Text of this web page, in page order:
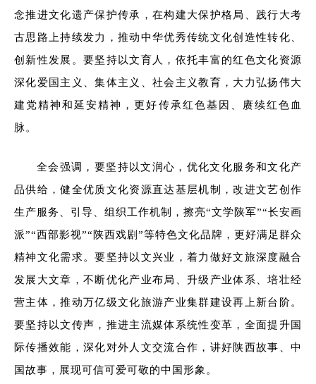
念推进文化遗产保护传承，在构建大保护格局、践行大考
古思路上持续发力，推动中华优秀传统文化创造性转化、
创新性发展。要坚持以文育人，依托丰富的红色文化资源
深化爱国主义、集体主义、社会主义教育，大力弘扬伟大
建党精神和延安精神，更好传承红色基因、赓续红色血
脉。
全会强调，要坚持以文润心，优化文化服务和文化产
品供给，健全优质文化资源直达基层机制，改进文艺创作
生产服务、引导、组织工作机制，擦亮“文学陕军”“长安画
派”“西部影视”“陕西戏剧”等特色文化品牌，更好满足群众
精神文化需求。要坚持以文兴业，着力做好文旅深度融合
发展大文章，不断优化产业布局、升级产业体系、培壮经
营主体，推动万亿级文化旅游产业集群建设再上新台阶。
要坚持以文传声，推进主流媒体系统性变革，全面提升国
际传播效能，深化对外人文交流合作，讲好陕西故事、中
国故事，展现可信可爱可敬的中国形象。